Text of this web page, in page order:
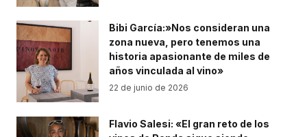
Bibi García:»Nos consideran una
zona nueva, pero tenemos una
historia apasionante de miles de
años vinculada al vino»
22 de junio de 2026
Flavio Salesi: «El gran reto de los